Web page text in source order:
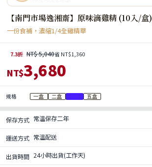
【南門市場逸湘齋】原味滴雞精 (10入/盒)
一份食補，濃縮1/4全雞精華
7.3折 NT$ 5,040省 NT$1,360
NT$3,680
規格 一盒 二盒 五盒
保存方式 常溫保存二年
運送方式 常溫配送
出貨時間 24小時出貨(工作天)